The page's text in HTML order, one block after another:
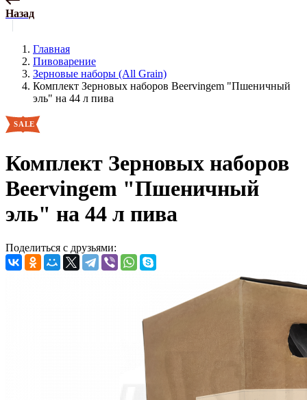
Назад
Главная
Пивоварение
Зерновые наборы (All Grain)
Комплект Зерновых наборов Beervingem "Пшеничный
эль" на 44 л пива
Комплект Зерновых наборов
Beervingem "Пшеничный
эль" на 44 л пива
Поделиться с друзьями: